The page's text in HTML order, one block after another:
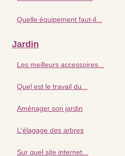
Quelle équipement faut-il...
Jardin
Les meilleurs accessoires...
Quel est le travail du...
Aménager son jardin
L'élagage des arbres
Sur quel site internet...